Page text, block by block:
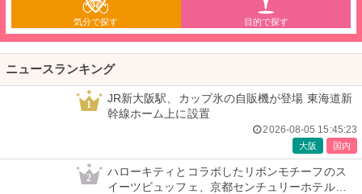
気分で探す 目的で探す
ニュースランキング
1
JR新大阪駅、カップ氷の自販機が登場 東海道新
幹線ホーム上に設置
2026-08-05 15:45:23
大阪 国内
2
ハローキティとコラボしたリボンモチーフのス
イーツビュッフェ、京都センチュリーホテルで